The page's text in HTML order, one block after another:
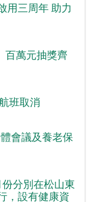
用三周年 助力
百萬元抽獎齊
班取消
會議及養老保
分別在松山東
，設有健康資